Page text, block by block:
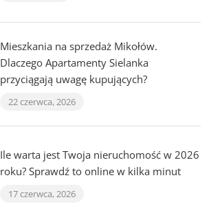
Mieszkania na sprzedaż Mikołów.
Dlaczego Apartamenty Sielanka
przyciągają uwagę kupujących?
22 czerwca, 2026
Ile warta jest Twoja nieruchomość w 2026
roku? Sprawdź to online w kilka minut
17 czerwca, 2026